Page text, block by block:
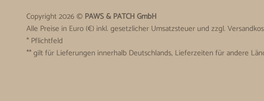
Copyright 2026 © PAWS & PATCH GmbH
Alle Preise in Euro (€) inkl. gesetzlicher Umsatzsteuer und zzgl.
* Pflichtfeld
** gilt für Lieferungen innerhalb Deutschlands, Lieferzeiten für andere